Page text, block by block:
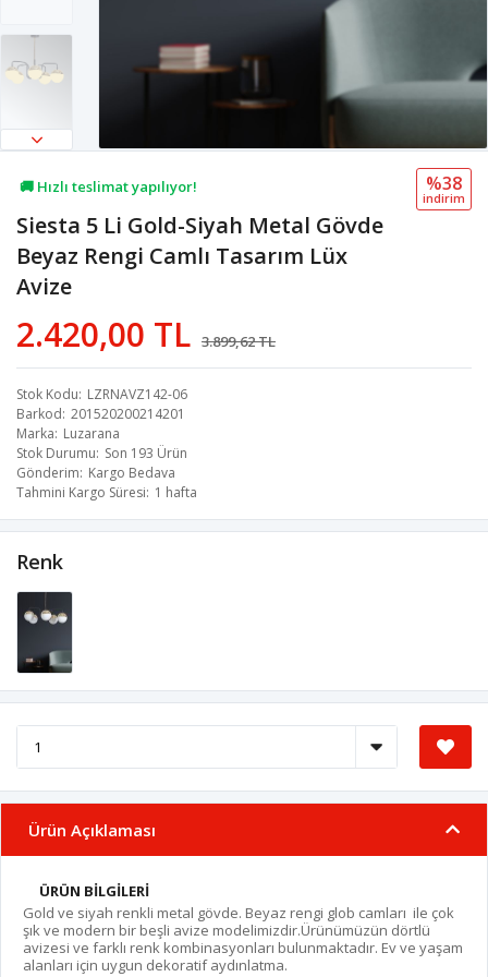
🚚 Hızlı teslimat yapılıyor!
💖 43,4B kişi favoriledi!
💸 Sepette 100 TL indirim!
Siesta 5 Li Gold-Siyah Metal Gövde
Beyaz Rengi Camlı Tasarım Lüx
Avize
2.420,00 TL 3.899,62 TL
%38
i̇ndi̇ri̇m
Stok Kodu LZRNAVZ142-06
Barkod 201520200214201
Marka Luzarana
Stok Durumu Son 193 Ürün
Gönderim Kargo Bedava
Tahmini Kargo Süresi 1 hafta
Renk
Ürün Açıklaması
ÜRÜN BİLGİLERİ
Gold ve siyah renkli metal gövde. Beyaz rengi glob camları ile çok
şık ve modern bir beşli avize modelimizdir.Ürünümüzün dörtlü
avizesi ve farklı renk kombinasyonları bulunmaktadır. Ev ve yaşam
alanları için uygun dekoratif aydınlatma.